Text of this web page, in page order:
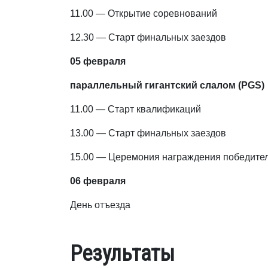
11.00 — Открытие соревнований
12.30 — Старт финальных заездов
05 февраля
параллельный гигантский слалом (PGS)
11.00 — Старт квалификаций
13.00 — Старт финальных заездов
15.00 — Церемония награждения
06 февраля
День отъезда
Результаты